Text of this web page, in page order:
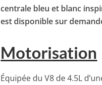
centrale bleu et blanc
est disponible sur
Motorisation
Équipée du V8 de 4.5L